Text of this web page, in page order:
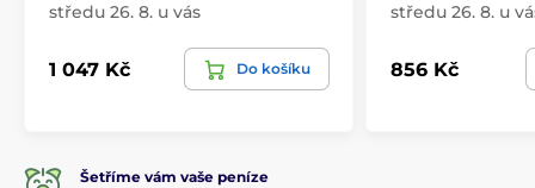
středu 26. 8. u vás
1 047 Kč Do košíku
středu 26. 8. u
856 Kč
Šetříme vám vaše peníze